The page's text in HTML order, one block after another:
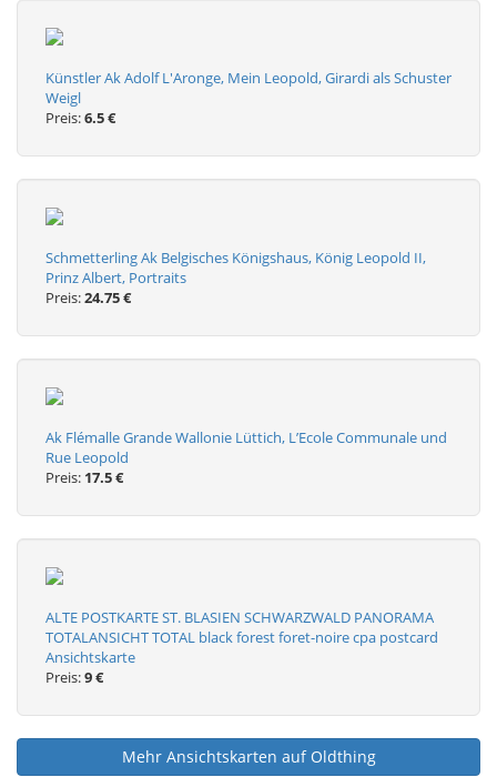
Künstler Ak Adolf L'Aronge, Mein Leopold, Girardi als Schuster
Weigl
Preis:6.5 €
Schmetterling Ak Belgisches Königshaus, König Leopold II,
Prinz Albert, Portraits
Preis:24.75 €
Ak Flémalle Grande Wallonie Lüttich, L’Ecole Communale und
Rue Leopold
Preis: 17.5 €
ALTE POSTKARTE ST. BLASIEN SCHWARZWALD PANORAMA
TOTALANSICHT TOTAL black forest foret-noire cpa postcard
Ansichtskarte
Preis:9 €
Mehr Ansichtskarten auf Oldthing